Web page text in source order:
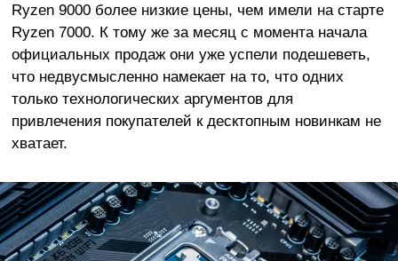
Ryzen 9000 более низкие цены, чем имели на старте
Ryzen 7000. К тому же за месяц с момента начала
официальных продаж они уже успели подешеветь,
что недвусмысленно намекает на то, что одних
только технологических аргументов для
привлечения покупателей к десктопным новинкам не
хватает.